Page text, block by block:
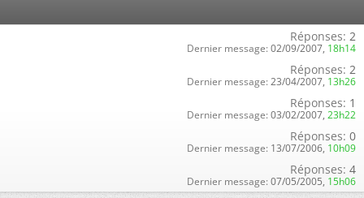
Réponses: 2
Dernier message: 02/09/2007, 18h14
Réponses: 2
Dernier message: 23/04/2007, 13h26
Réponses: 1
Dernier message: 03/02/2007, 23h22
Réponses: 0
Dernier message: 13/07/2006, 10h09
Réponses: 4
Dernier message: 07/05/2005, 15h06